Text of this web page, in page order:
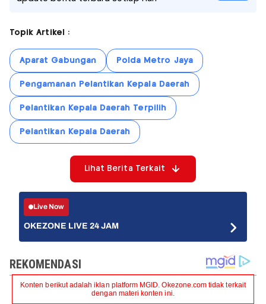
Topik Artikel :
Aparat Gabungan Polda Metro Jaya
Pengamanan Pelantikan Kepala Daerah
Pelantikan Kepala Daerah Terpilih
Pelantikan Kepala Daerah
Lihat Berita Terkait
Live Now
OKEZONE LIVE 24 JAM